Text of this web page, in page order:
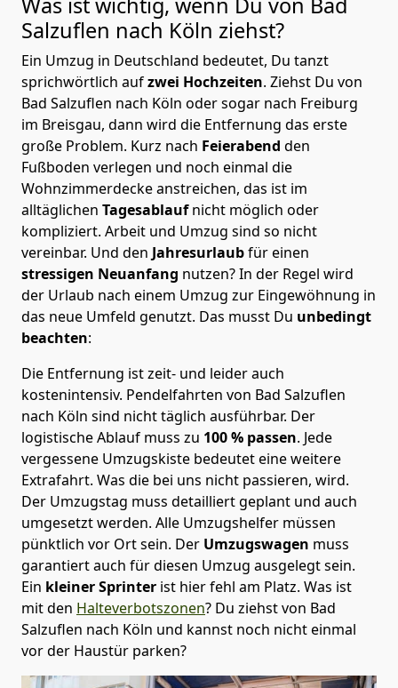
Salzuflen nach Köln ziehst?
Ein Umzug in Deutschland bedeutet, Du tanzt
sprichwörtlich aufzwei Hochzeiten. Ziehst Du von
Bad Salzuflen nach Köln oder sogar nach Freiburg
im Breisgau, dann wird die Entfernung das erste
große Problem. Kurz nach Feierabend den
Fußboden verlegen und noch einmal die
Wohnzimmerdecke anstreichen, das ist im
alltäglichen Tagesablaufnicht möglich oder
kompliziert. Arbeit und Umzug sind so nicht
vereinbar. Und den Jahresurlaubfür einen
stressigen Neuanfang nutzen? In der Regel wird
der Urlaub nach einem Umzug zur Eingewöhnung in
das neue Umfeld genutzt. Das musst Du unbedingt
beachten:
Die Entfernung ist zeit- und leider auch
kostenintensiv. Pendelfahrten von Bad Salzuflen
nach Köln sind nicht täglich ausführbar. Der
logistische Ablauf muss zu 100 % passen. Jede
vergessene Umzugskiste bedeutet eine weitere
Extrafahrt. Was die bei uns nicht passieren, wird.
Der Umzugstag muss detailliert geplant und auch
umgesetzt werden. Alle Umzugshelfer müssen
pünktlich vor Ort sein. Der Umzugswagen muss
garantiert auch für diesen Umzug ausgelegt sein.
Ein kleiner Sprinter ist hier fehl am Platz. Was ist
mit den Halteverbotszonen? Du ziehst von Bad
Salzuflen nach Köln und kannst noch nicht einmal
vor der Haustür parken?